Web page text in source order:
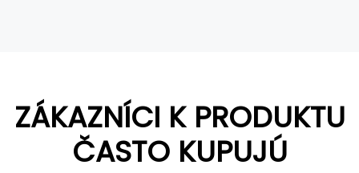
ZÁKAZNÍCI K PRODUKTU
ČASTO KUPUJÚ